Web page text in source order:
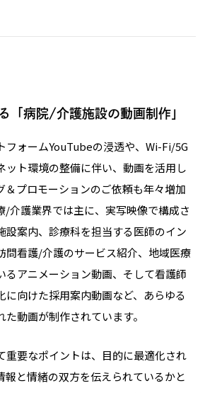
「病院/介護施設の動画制作」
フォームYouTubeの浸透や、Wi-Fi/5G
ット環境の整備に伴い、動画を活用し
＆プロモーションのご依頼も年々増加
/介護業界では主に、実写映像で構成さ
設案内、診療科を担当する医師のイン
問看護/介護のサービス紹介、地域医療
るアニメーション動画、そして看護師
に向けた採用案内動画など、あらゆる
た動画が制作されています。
重要なポイントは、目的に最適化され
報と情緒の双方を伝えられているかと